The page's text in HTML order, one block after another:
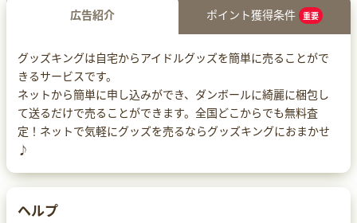
広告紹介 ポイント獲得条件 重要
グッズキングは自宅からアイドルグッズを簡単に売ることがで
きるサービスです。
ネットから簡単に申し込みができ、ダンボールに綺麗に梱包し
て送るだけで売ることができます。全国どこからでも無料査
定！ネットで気軽にグッズを売るならグッズキングにおまかせ
♪
ヘルプ